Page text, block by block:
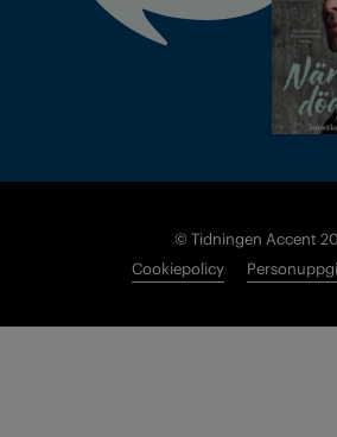
© Tidningen Accent
Cookiepolicy